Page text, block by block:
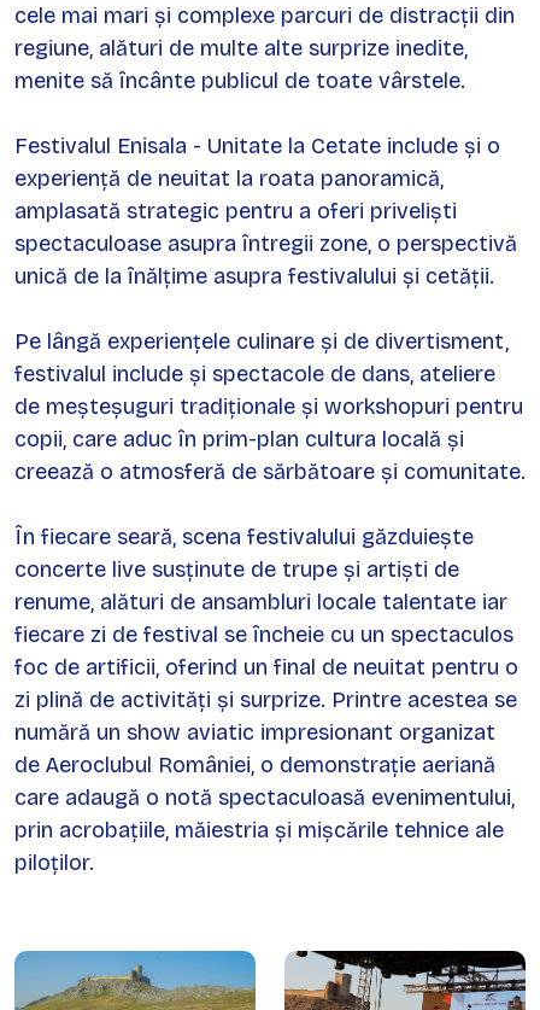
cele mai mari și complexe parcuri de distracții din
regiune, alături de multe alte surprize inedite,
menite să încânte publicul de toate vârstele.
Festivalul Enisala - Unitate la Cetate include și o
experiență de neuitat la roata panoramică,
amplasată strategic pentru a oferi priveliști
spectaculoase asupra întregii zone, o perspectivă
unică de la înălțime asupra festivalului și cetății.
Pe lângă experiențele culinare și de divertisment,
festivalul include și spectacole de dans, ateliere
de meșteșuguri tradiționale și workshopuri pentru
copii, care aduc în prim-plan cultura locală și
creează o atmosferă de sărbătoare și comunitate.
În fiecare seară, scena festivalului găzduiește
concerte live susținute de trupe și artiști de
renume, alături de ansambluri locale talentate iar
fiecare zi de festival se încheie cu un spectaculos
foc de artificii, oferind un final de neuitat pentru o
zi plină de activități și surprize. Printre acestea se
numără un show aviatic impresionant organizat
de Aeroclubul României, o demonstrație aeriană
care adaugă o notă spectaculoasă evenimentului,
prin acrobațiile, măiestria și mișcările tehnice ale
piloților.